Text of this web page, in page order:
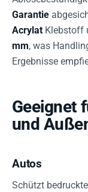
Garantie
Acrylat Klebstoff
mm, was
Ergebnisse
Geeignet
und
Autos
Schützt